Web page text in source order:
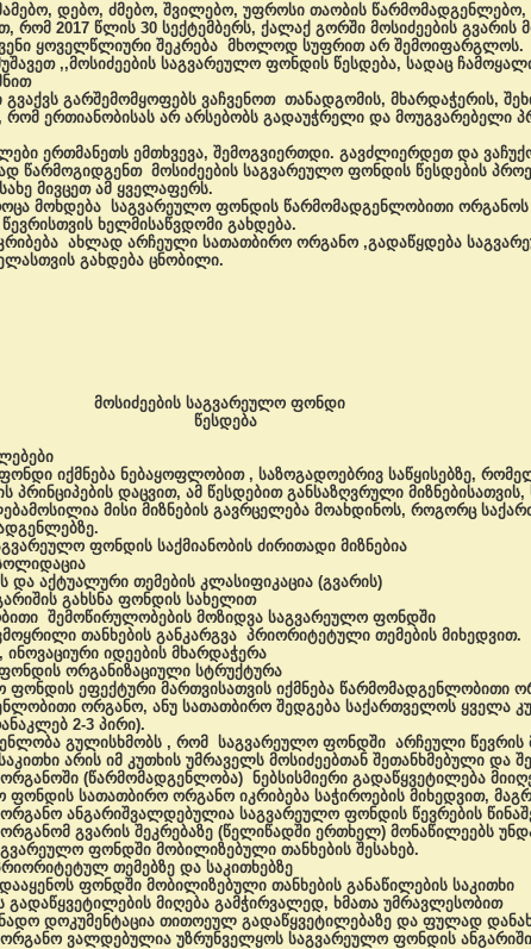
დებო, ძმებო, შვილებო, უფროსი თაობის წარმომადგენლებო,
რომ 2017 წლის 30 სექტემბერს, ქალაქ გორში მოსიძეების
ყოველწლიური შეკრება მხოლოდ სუფრით არ შემოიფარგლოს.
,,მოსიძეების საგვარეულო ფონდის წესდება, სადაც
გარშემომყოფებს ვაჩვენოთ თანადგომის, მხარდაჭერის,
რომ ერთიანობისას არ არსებობს გადაუჭრელი და
ერთმანეთს ემთხვევა, შემოგვიერთდი. გავძლიერდეთ და
წარმოგიდგენთ მოსიძეების საგვარეულო ფონდის წესდების
მივცეთ ამ ყველაფერს.
მოხდება საგვარეულო ფონდის წარმომადგენლობითი ორგანოს
ხელმისაწვდომი გახდება.
ახლად არჩეული სათათბირო ორგანო ,გადაწყდება
გახდება ცნობილი.
საგვარეულო ფონდი
ფონდი იქმნება ნებაყოფლობით , საზოგადოებრივ საწყისებზე,
პრინციპების დაცვით, ამ წესდებით განსაზღვრული
მისი მიზნების გავრცელება მოახდინოს, როგორც
ფონდის საქმიანობის ძირითადი მიზნებია
და აქტუალური თემების კლასიფიკაცია (გვარის)
გახსნა ფონდის სახელით
შემოწირულობების მოზიდვა საგვარეულო ფონდში
თანხების განკარგვა პრიორიტეტული თემების მიხედვით.
ინოვაციური იდეების მხარდაჭერა
ორგანიზაციული სტრუქტურა
ფონდის ეფექტური მართვისათვის იქმნება წარმომადგენლობითი
ორგანო, ანუ სათათბირო შედგება საქართველოს ყველა
2-3 პირი).
გულისხმობს , რომ საგვარეულო ფონდში არჩეული წევრის
არის იმ კუთხის უმრაველს მოსიძეებთან შეთანხმებული და
(წარმომადგენლობა) ნებსისმიერი გადაწყვეტილება
ფონდის სათათბირო ორგანო იკრიბება საჭიროების მიხედვით,
ანგარიშვალდებულია საგვარეულო ფონდის წევრების
გვარის შეკრებაზე (წელიწადში ერთხელ) მონაწილეებს
ფონდში მობილიზებული თანხების შესახებ.
თემებზე და საკითხებზე
დააყენოს ფონდში მობილიზებული თანხების განაწილების საკითხი
გადაწყვეტილების მიღება გამჭირვალედ, ხმათა უმრავლესობით
დოკუმენტაცია თითოეულ გადაწყვეტილებაზე და ფულად
ვალდებულია უზრუნველყოს საგვარეულო ფონდის